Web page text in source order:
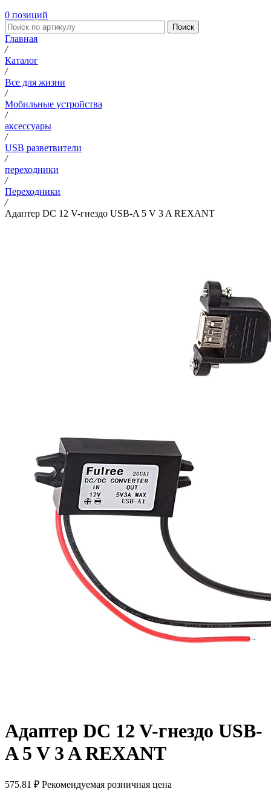
0 позиций
Поиск
Главная
/
Каталог
/
Все для жизни
/
Мобильные устройства
/
аксессуары
/
USB разветвители
/
переходники
/
Переходники
/
Адаптер DC 12 V-гнездо USB-A 5 V 3 A REXANT
Адаптер DC 12 V-гнездо USB-
A 5 V 3 A REXANT
575.81 ₽ Рекомендуемая розничная цена